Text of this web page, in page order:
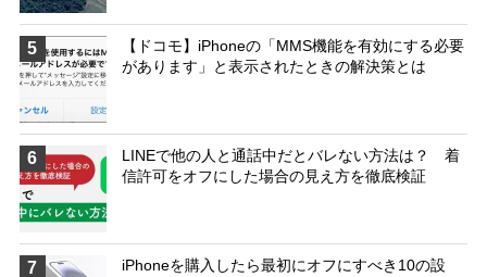
5
【ドコモ】iPhoneの「MMS機能を有効にする必要
があります」と表示されたときの解決策とは
6
LINEで他の人と通話中だとバレない方法は？ 着
信許可をオフにした場合の見え方を徹底検証
7
iPhoneを購入したら最初にオフにすべき10の設